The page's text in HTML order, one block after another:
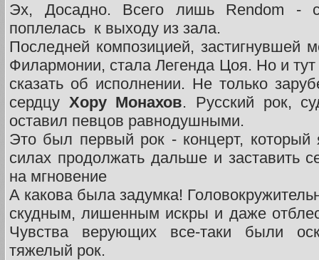
Эх, Досадно. Всего лишь Rendom -
поплелась к выходу из зала.
Последней композицией, застигнувшей
Филармонии, стала Легенда Цоя. Но и тут
сказать об исполнении. Не только
сердцу Хору Монахов. Русский рок,
оставил певцов равнодушными.
Это был первый рок - концерт,
силах продолжать дальше и заставить
на мгновение
А какова была задумка!
скудным, лишенным искры и даже
Чувства верующих все-таки были
тяжелый рок.